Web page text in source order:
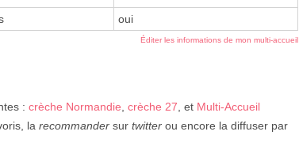
oui
Éditer les informations de mon multi-accueil
: crèche Normandie, crèche 27, et Multi-Accueil
la recommander sur twitter ou encore la diffuser par